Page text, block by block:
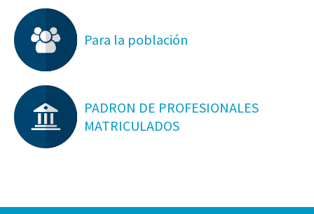
Para la población
PADRON DE PROFESIONALES
MATRICULADOS